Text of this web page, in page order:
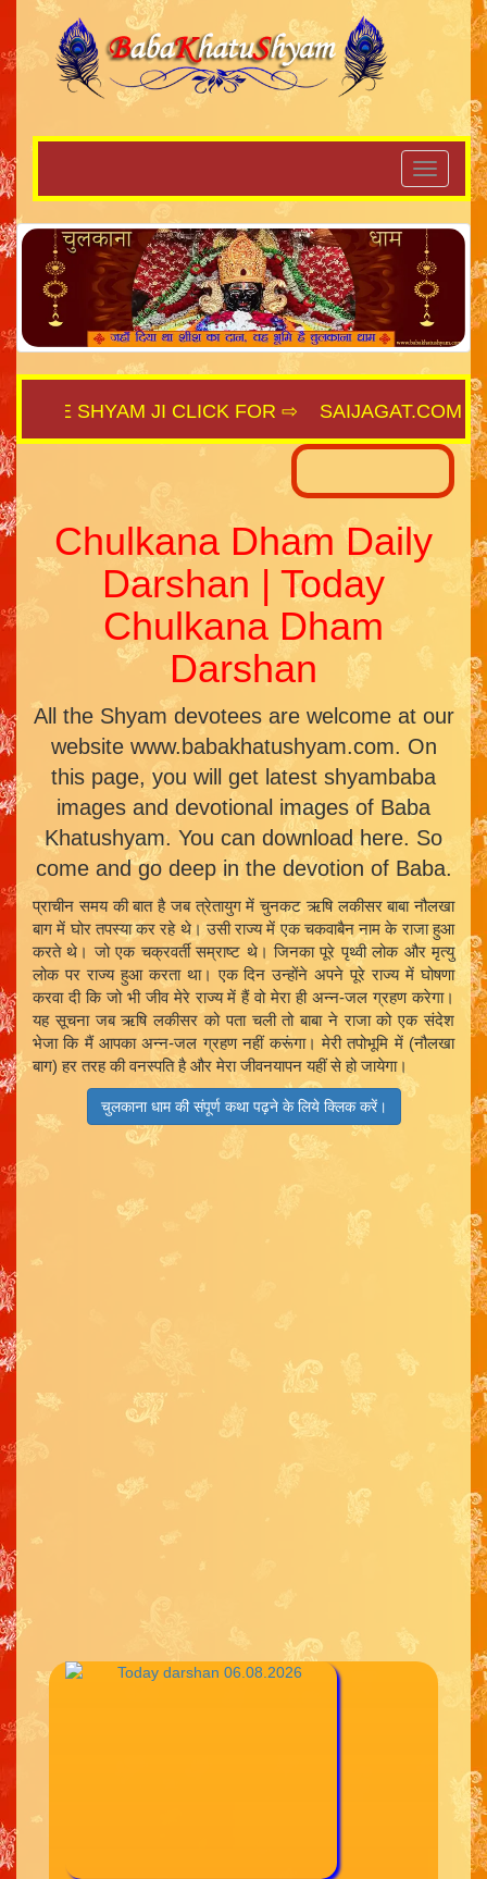
SHYAM JI CLICK FOR ⇨ SAIJAGAT.COM||
Chulkana Dham Daily
Darshan | Today
Chulkana Dham
Darshan
All the Shyam devotees are welcome at our
website www.babakhatushyam.com. On
this page, you will get latest shyambaba
images and devotional images of Baba
Khatushyam. You can download here. So
come and go deep in the devotion of Baba.
प्राचीन समय की बात है जब त्रेतायुग में चुनकट ऋषि लकीसर बाबा नौलखा
बाग में घोर तपस्या कर रहे थे। उसी राज्य में एक चकवाबैन नाम के राजा हुआ
करते थे। जो एक चक्रवर्ती सम्राष्ट थे। जिनका पूरे पृथ्वी लोक और मृत्यु
लोक पर राज्य हुआ करता था। एक दिन उन्होंने अपने पूरे राज्य में घोषणा
करवा दी कि जो भी जीव मेरे राज्य में हैं वो मेरा ही अन्न-जल ग्रहण करेगा।
यह सूचना जब ऋषि लकीसर को पता चली तो बाबा ने राजा को एक संदेश
भेजा कि मैं आपका अन्न-जल ग्रहण नहीं करूंगा। मेरी तपोभूमि में (नौलखा
बाग) हर तरह की वनस्पति है और मेरा जीवनयापन यहीं से हो जायेगा।
चुलकाना धाम की संपूर्ण कथा पढ़ने के लिये क्लिक करें।